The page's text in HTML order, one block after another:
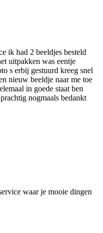
ik had 2 beeldjes besteld
uitpakken was eentje
s erbij gestuurd kreeg snel
nieuw beeldje naar me toe
in goede staat ben
nogmaals bedankt
waar je mooie dingen